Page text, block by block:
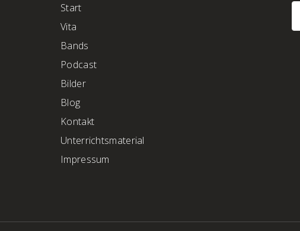
Start
Vita
Bands
Podcast
Bilder
Blog
Kontakt
Unterrichtsmaterial
Impressum